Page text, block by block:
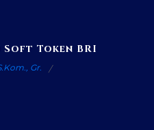
Token BRI
Gr.